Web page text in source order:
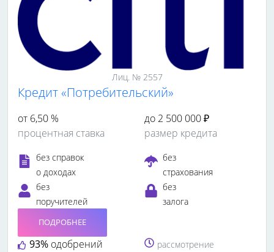
Лиц. № 2557
Кредит «Потребительский»
от 6,50 %
процентная ставка
до 2 500 000 ₽
размер кредита
без справок
о доходах
без
страхования
без
поручителей
без
залога
93% одобрений
ПОДРОБНЕЕ
рассмотрение